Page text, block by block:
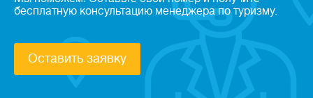
бесплатную консультацию менеджера по туризму.
Оставить заявку